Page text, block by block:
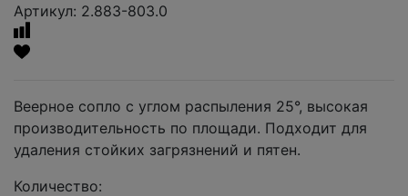
Артикул: 2.883-803.0
Веерное сопло с углом распыления 25°, высокая
производительность по площади. Подходит для
удаления стойких загрязнений и пятен.
Количество: